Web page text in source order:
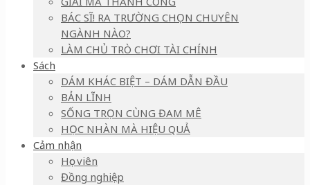
BÁC SĨ! RA TRƯỜNG CHỌN CHUYÊN
NGÀNH NÀO?
LÀM CHỦ TRÒ CHƠI TÀI CHÍNH
Sách
DÁM KHÁC BIỆT – DÁM DẪN ĐẦU
BẢN LĨNH
SỐNG TRỌN CÙNG ĐAM MÊ
HỌC NHÀN MÀ HIỆU QUẢ
Cảm nhận
Học viên
Đồng nghiệp